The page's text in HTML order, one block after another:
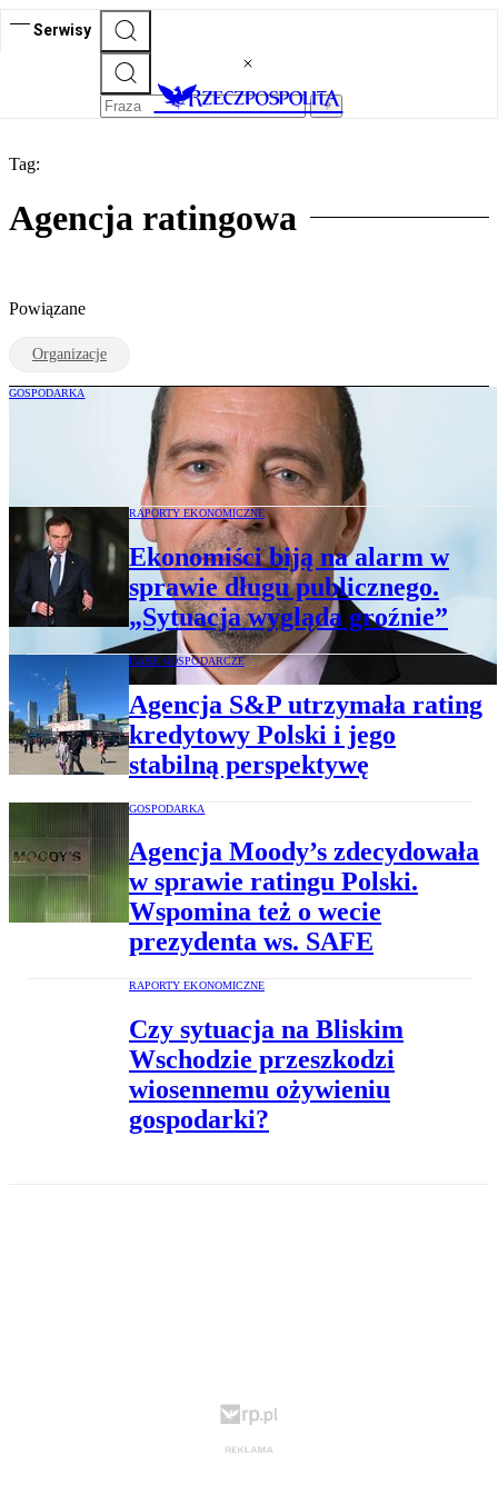
Serwisy
Tag:
Agencja ratingowa
Powiązane
Organizacje
GOSPODARKA
Prezes Fitch Ratings: Niepokoi nas wzrost
polskiego długu
RAPORTY EKONOMICZNE
Ekonomiści biją na alarm w
sprawie długu publicznego.
„Sytuacja wygląda groźnie”
DANE GOSPODARCZE
Agencja S&P utrzymała rating
kredytowy Polski i jego
stabilną perspektywę
GOSPODARKA
Agencja Moody’s zdecydowała
w sprawie ratingu Polski.
Wspomina też o wecie
prezydenta ws. SAFE
RAPORTY EKONOMICZNE
Czy sytuacja na Bliskim
Wschodzie przeszkodzi
wiosennemu ożywieniu
gospodarki?